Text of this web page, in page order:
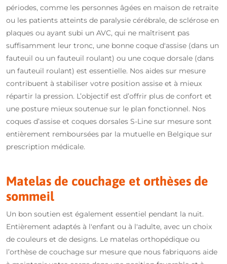
périodes, comme les personnes âgées en maison de retraite
ou les patients atteints de paralysie cérébrale, de sclérose en
plaques ou ayant subi un AVC, qui ne maîtrisent pas
suffisamment leur tronc, une bonne coque d'assise (dans un
fauteuil ou un fauteuil roulant) ou une coque dorsale (dans
un fauteuil roulant) est essentielle. Nos aides sur mesure
contribuent à stabiliser votre position assise et à mieux
répartir la pression. L’objectif est d’offrir plus de confort et
une posture mieux soutenue sur le plan fonctionnel. Nos
coques d’assise et coques dorsales S-Line sur mesure sont
entièrement remboursées par la mutuelle en Belgique sur
prescription médicale.
Matelas de couchage et orthèses de
sommeil
Un bon soutien est également essentiel pendant la nuit.
Entièrement adaptés à l'enfant ou à l'adulte, avec un choix
de couleurs et de designs. Le matelas orthopédique ou
l’orthèse de couchage sur mesure que nous fabriquons aide